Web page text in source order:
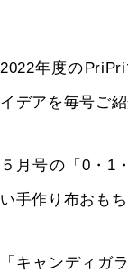
2022年度の PriPri
イデアを毎号ご
５月号の「 0 ・ 1 ・
い手作り布おも
「キャンディガ